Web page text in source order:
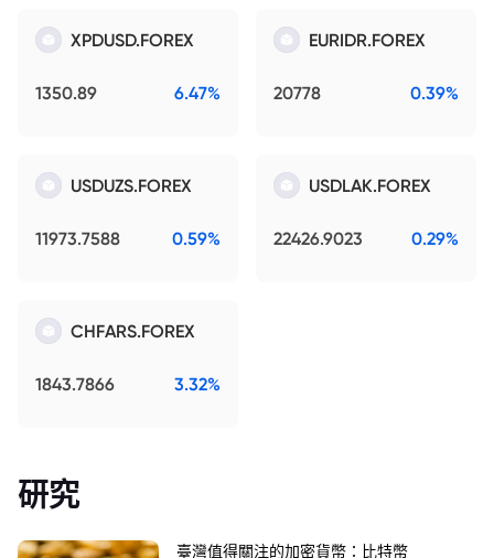
XPDUSD.FOREX
1350.89 6.47%
EURIDR.FOREX
20778 0.39%
USDUZS.FOREX
11973.7588 0.59%
USDLAK.FOREX
22426.9023 0.29%
CHFARS.FOREX
1843.7866 3.32%
研究
臺灣值得關注的加密貨幣：比特幣